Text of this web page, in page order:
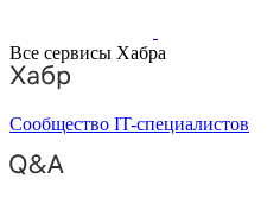
Все сервисы Хабра
Сообщество IT-специалистов